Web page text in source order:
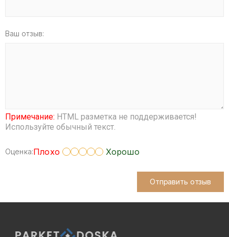
Ваш отзыв:
Примечание: HTML разметка не поддерживается!
Используйте обычный текст.
Оценка:Плохо Хорошо
Отправить отзыв